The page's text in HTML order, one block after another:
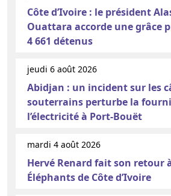
Côte d’Ivoire : le président
Ouattara accorde une grâce
4 661 détenus
jeudi 6 août 2026
Abidjan : un incident sur les
souterrains perturbe la
l’électricité à Port-Bouët
mardi 4 août 2026
Hervé Renard fait son retour
Éléphants de Côte d’Ivoire